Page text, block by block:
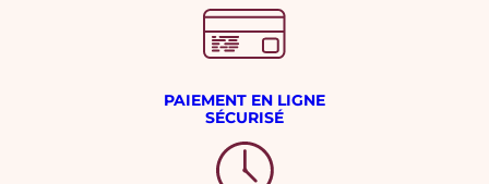
PAIEMENT EN LIGNE
SÉCURISÉ